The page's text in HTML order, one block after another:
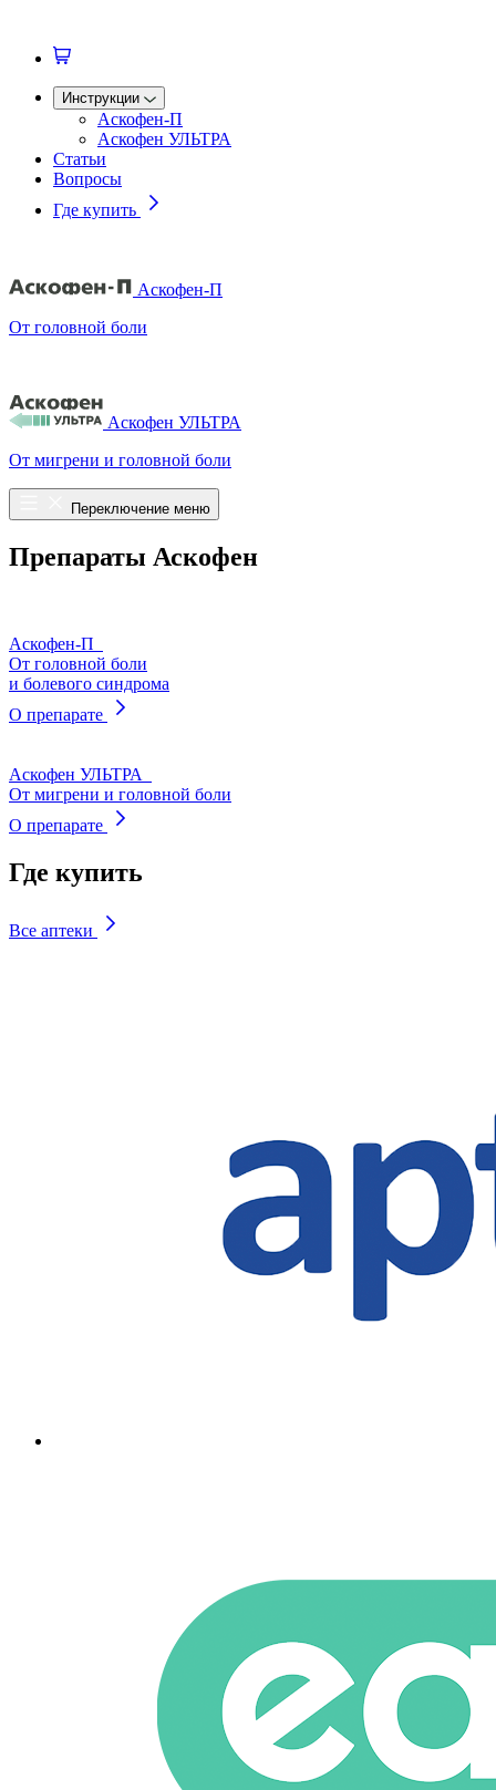
Инструкции
Аскофен-П
Аскофен УЛЬТРА
Статьи
Вопросы
Где купить
Аскофен-П
От головной боли
Аскофен УЛЬТРА
От мигрени и головной боли
Переключение меню
Препараты Аскофен
Аскофен-П
От головной боли
и болевого синдрома
О препарате
Аскофен УЛЬТРА
От мигрени и головной боли
О препарате
Где купить
Все аптеки